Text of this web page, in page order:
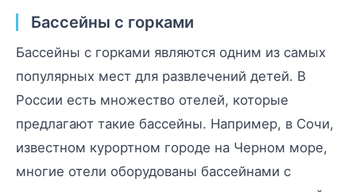
Бассейны с горками
Бассейны с горками являются одним из самых
популярных мест для развлечений детей. В
России есть множество отелей, которые
предлагают такие бассейны. Например, в Сочи,
известном курортном городе на Черном море,
многие отели оборудованы бассейнами с